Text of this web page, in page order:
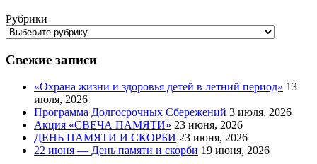
Рубрики
Свежие записи
«Охрана жизни и здоровья детей в летний период» 13
июля, 2026
Программа Долгосрочных Сбережений 3 июля, 2026
Акция «СВЕЧА ПАМЯТИ» 23 июня, 2026
ДЕНЬ ПАМЯТИ И СКОРБИ 23 июня, 2026
22 июня — День памяти и скорби 19 июня, 2026